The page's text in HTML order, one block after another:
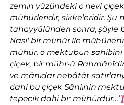
zemin yüzündeki o nevi
mühürleridir, sikkeleridir. Şu
tahayyülünden sonra, şöyle
Nasıl bir mühür ile
mühür, o mektubun sahibini
çiçek, bir mühr-ü
ve mânidar nebâtât
dahi bu çiçek Sâniinin
tepecik dahi bir mühürdür…”